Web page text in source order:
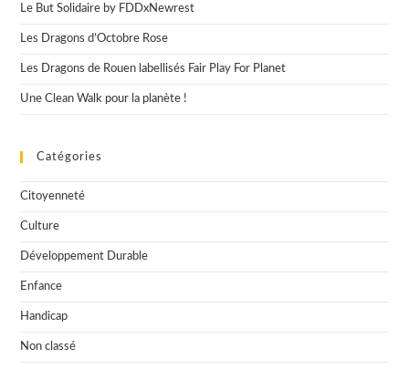
Forces
Interview
Odile
Le But Solidaire by FDDxNewrest
Les Dragons d’Octobre Rose
Les Dragons de Rouen labellisés Fair Play For Planet
Une Clean Walk pour la planète !
Catégories
Citoyenneté
Culture
Développement Durable
Enfance
Handicap
Non classé